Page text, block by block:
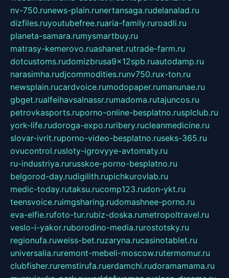
nv-750.runews-plain.runertansaga.rudelanalad.ru
dizfiles.ruyoutubefree.ruaria-family.ruroadli.ru
planeta-samara.rumysmartbuy.ru
matrasy-kemerovo.ruashanet.rutrade-farm.ru
dotcustoms.rudomizbrusa9x12spb.ruautodamp.ru
narasimha.rudjcommodities.runv750.rux-ton.ru
newsplain.rucardvoice.rumodopaper.rumanunae.ru
gbget.rualfeihavsalnassr.rumadoma.rutajuncos.ru
petrovkasports.ruporno-online-besplatno.rusplclub.ru
york-life.rudoroga-expo.ruribery.rucleanmedicine.ru
slovar-ivrit.ruporno-video-besplatno.ruseks-365.ru
ovucontrol.rusloty-igrovyye-avtomaty.ru
ru-industriya.rurusskoe-porno-besplatno.ru
belgorod-day.rudigilith.rupichkurovlab.ru
medic-today.rutaksu.rucomp123.rudon-ykt.ru
teensvoice.ruimgsharing.rudomashnee-porno.ru
eva-elfie.rufoto-tur.rubiz-doska.rumetropoltravel.ru
veslo-i-yakor.ruborodino-media.rurostotsky.ru
regionufa.ruweiss-bet.ruzaryna.rucasinotablet.ru
universalia.ruremont-mebeli-moscow.rutermomur.ru
clubfisher.ruremstirufa.ruerdamchi.rudoramamama.ru